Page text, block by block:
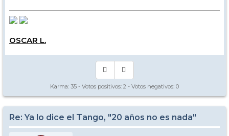
OSCAR L.
Karma: 35 - Votos positivos: 2 - Votos negativos: 0
Re: Ya lo dice el Tango, "20 años no es nada"